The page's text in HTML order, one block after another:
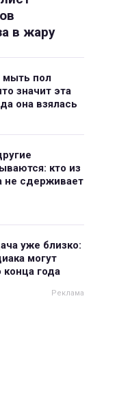
в жару
мыть пол
значит эта
она взялась
кто из
не сдерживает
уже близко:
могут
конца года